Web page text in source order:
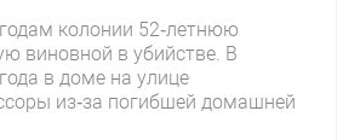
колонии 52‑летнюю
виновной в убийстве. В
в доме на улице
из‑за погибшей домашней